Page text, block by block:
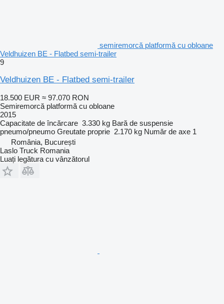
semiremorcă platformă cu obloane
Veldhuizen BE - Flatbed semi-trailer
9
Veldhuizen BE - Flatbed semi-trailer
18.500 EUR ≈ 97.070 RON
Semiremorcă platformă cu obloane
2015
Capacitate de încărcare 3.330 kg Bară de suspensie
pneumo/pneumo Greutate proprie 2.170 kg Număr de axe 1
România, București
Laslo Truck Romania
Luați legătura cu vânzătorul